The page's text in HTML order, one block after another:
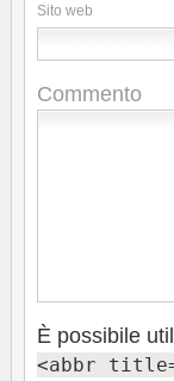
Sito web
Commento
È possibile
<abbr